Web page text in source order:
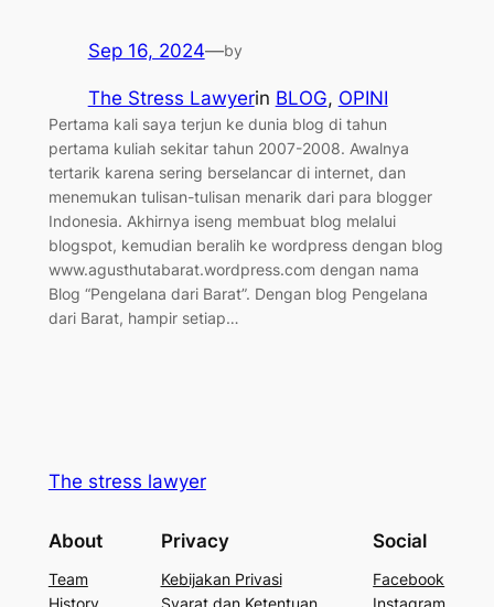
Sep 16, 2024—by
The Stress Lawyerin BLOG, OPINI
Pertama kali saya terjun ke dunia blog di tahun
pertama kuliah sekitar tahun 2007-2008. Awalnya
tertarik karena sering berselancar di internet, dan
menemukan tulisan-tulisan menarik dari para blogger
Indonesia. Akhirnya iseng membuat blog melalui
blogspot, kemudian beralih ke wordpress dengan blog
www.agusthutabarat.wordpress.com dengan nama
Blog “Pengelana dari Barat”. Dengan blog Pengelana
dari Barat, hampir setiap…
The stress lawyer
About
Team
History
Privacy
Kebijakan Privasi
Syarat dan Ketentuan
Social
Facebook
Instagram